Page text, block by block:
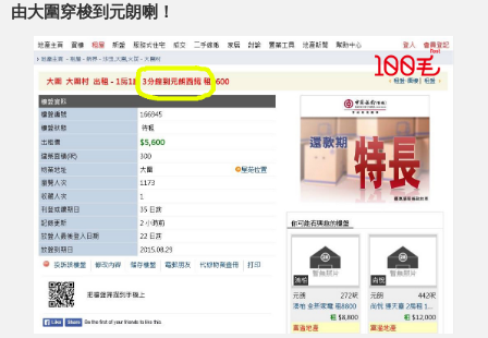
由大圍穿梭到元朗喇！